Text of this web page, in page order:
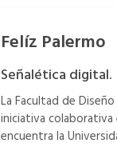
Felíz Palermo
Señalética digital.
La Facultad de
iniciativa
encuentra la